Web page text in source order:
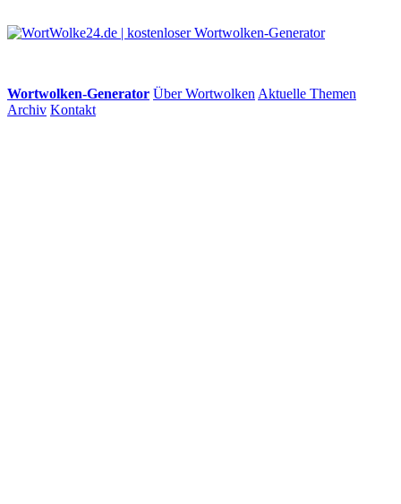
Wortwolken-Generator Über Wortwolken Aktuelle Themen
Archiv Kontakt